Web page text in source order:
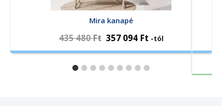
Mira kanapé
435 480Ft 357 094 Ft -tól